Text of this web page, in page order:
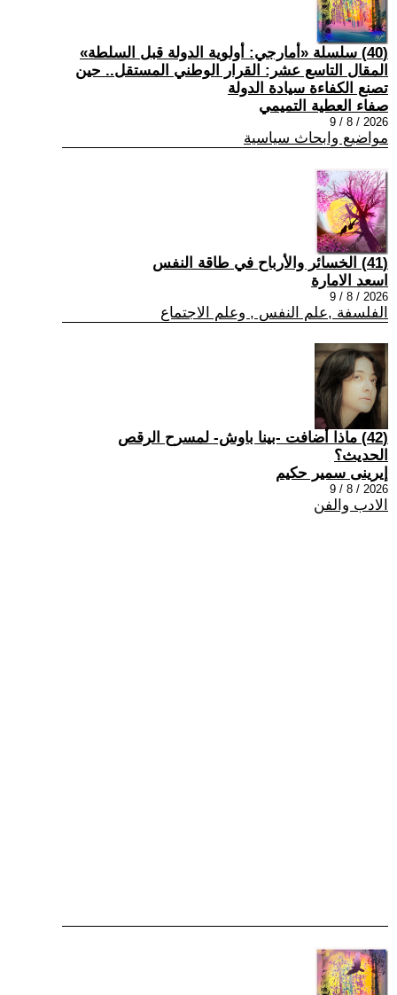
(40) سلسلة «أمارجي: أولوية الدولة قبل السلطة»
المقال التاسع عشر: القرار الوطني المستقل.. حين
تصنع الكفاءة سيادة الدولة
صفاء العطية التميمي
2026 / 8 / 9
مواضيع وابحاث سياسية
(41) الخسائر والأرباح في طاقة النفس
اسعد الامارة
2026 / 8 / 9
الفلسفة ,علم النفس , وعلم الاجتماع
(42) ماذا أضافت -بينا باوش- لمسرح الرقص
الحديث؟
إيرينى سمير حكيم
2026 / 8 / 9
الادب والفن